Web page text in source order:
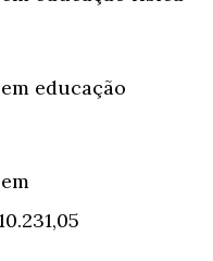
educação